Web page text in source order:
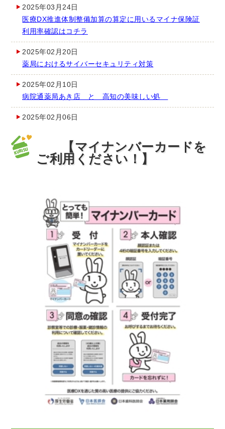
2025年03月24日
医療DX推進体制整備加算の算定に用いるマイナ保険証
利用率確認はコチラ
2025年02月20日
薬局におけるサイバーセキュリティ対策
2025年02月10日
病院通薬局あき店 と 高知の美味しい処
2025年02月06日
2025年02月04日
第11回 全国漫画家大会議in高知
2024年10月23日
令和6年度の改正高年齢者雇用安定法についてのセミナ
2024年08月20日
高知家 「女性しごと応援室」求人開拓員さまと面談！
【マイナンバーカードを
ご利用ください！】